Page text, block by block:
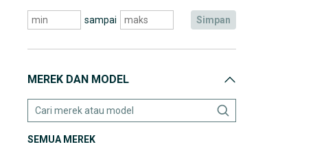
sampai simpan
MEREK DAN MODEL
SEMUA MEREK